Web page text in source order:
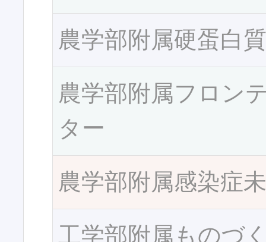
農学部附属硬蛋白
農学部附属フロン
ター
農学部附属感染症
工学部附属ものづ